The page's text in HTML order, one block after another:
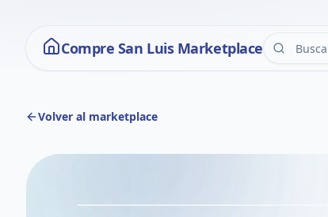
Compre San Luis Marketplace
Volver al marketplace